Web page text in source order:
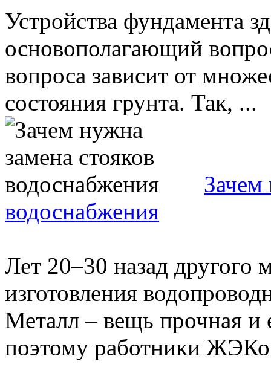
Устройства фундамента
основополагающий
вопроса зависит от
состояния грунта. Так, ...
Зачем
водоснабжения
Лет 20–30 назад другого
изготовления
Металл – вещь прочная и
поэтому работники